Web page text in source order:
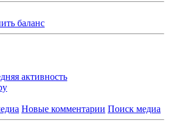
баланс
активность
Новые комментарии Поиск медиа